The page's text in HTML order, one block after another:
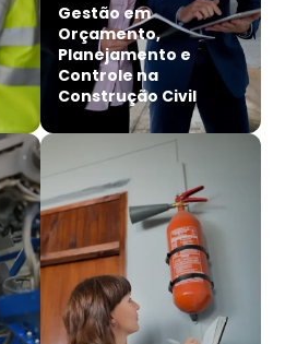
Gestão em
Orçamento,
Planejamento e
Controle na
Construção Civil